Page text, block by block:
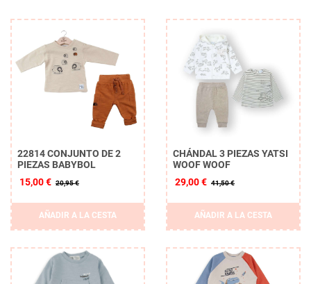
22814 CONJUNTO DE 2
PIEZAS BABYBOL
15,00 € 20,95 €
AÑADIR A LA CESTA
CHÁNDAL 3 PIEZAS YATSI
WOOF WOOF
29,00 € 41,50 €
AÑADIR A LA CESTA